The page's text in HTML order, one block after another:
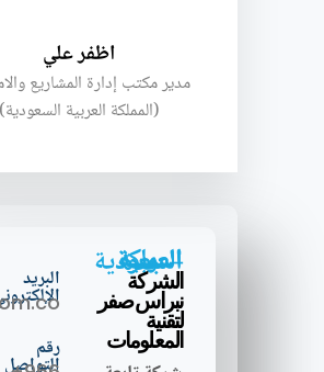
اظفر علي
مدير مكتب إدارة المشاريع
(المملكة العربية السعودية)
البريد
رقم
التواصل
المملكة العربية السعودية – جدة
الشركة
نبراس صفر
لتقنية
المعلومات